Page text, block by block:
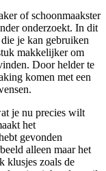
of schoonmaakster
onderzoekt. In dit
je kan gebruiken
makkelijker om
Door helder te
komen met een
je nu precies wilt
het
gevonden
alleen maar het
klusjes zoals de